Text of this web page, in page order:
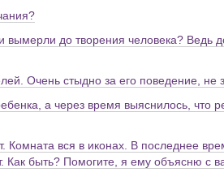
вымерли до творения человека? Ведь
Очень стыдно за его поведение, не
а через время выяснилось, что
Комната вся в иконах. В последнее
Как быть? Помогите, я ему объясню с